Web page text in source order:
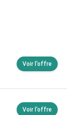
Voir l'offre
Voir l'offre